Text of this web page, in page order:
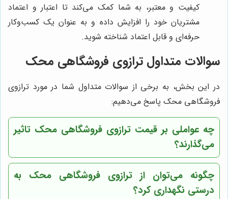
کیفیت و معتبر، به شما کمک می‌کند تا اعتبار و اعتماد
مشتریان خود را افزایش داده و به عنوان یک کسب‌وکار
حرفه‌ای و قابل اعتماد شناخته شوید.
سوالات متداول ترازوی فروشگاهی محک
در این بخش، به برخی از سوالات متداول شما در مورد ترازوی
فروشگاهی محک پاسخ می‌دهیم:
چه عواملی بر قیمت ترازوی فروشگاهی محک تاثیر
می‌گذارند؟
چگونه می‌توان از ترازوی فروشگاهی محک به
درستی نگهداری کرد؟